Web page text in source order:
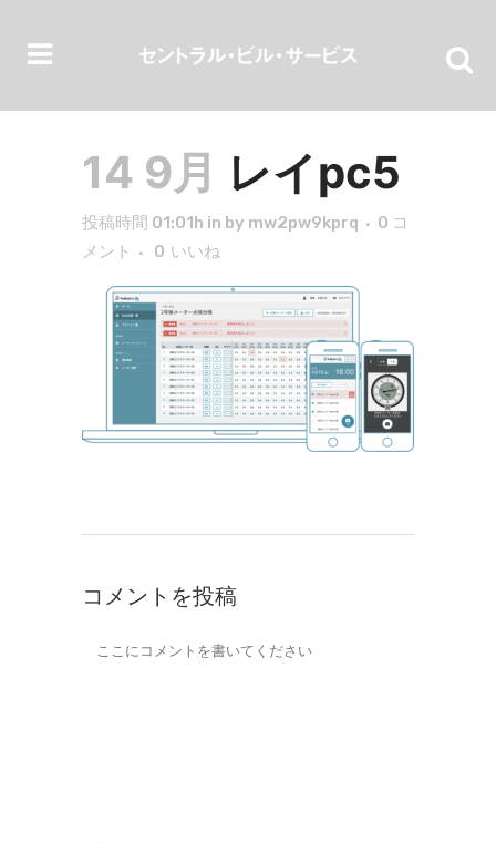
14 9月 レイpc5
投稿時間 01:01h in by mw2pw9kprq
0 コ
メント
0 いいね
コメントを投稿